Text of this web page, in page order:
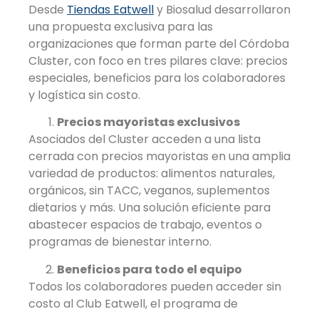
Desde Tiendas Eatwelly Biosalud desarrollaron
una propuesta exclusiva para las
organizaciones que forman parte del Córdoba
Cluster, con foco en tres pilares clave: precios
especiales, beneficios para los colaboradores
y logística sin costo.
Precios mayoristas exclusivos
Asociados del Cluster acceden a una lista
cerrada con precios mayoristas en una amplia
variedad de productos: alimentos naturales,
orgánicos, sin TACC, veganos, suplementos
dietarios y más. Una solución eficiente para
abastecer espacios de trabajo, eventos o
programas de bienestar interno.
Beneficios para todo el equipo
Todos los colaboradores pueden acceder sin
costo al Club Eatwell, el programa de